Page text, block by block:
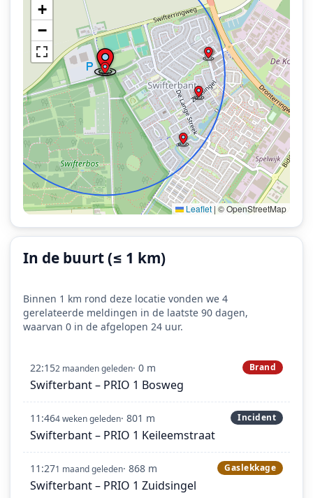
+
−
Leaflet |© OpenStreetMap
In de buurt (≤ 1 km)
Binnen 1 km rond deze locatie vonden we 4
gerelateerde meldingen in de laatste 90 dagen,
waarvan 0 in de afgelopen 24 uur.
22:152 maanden geleden· 0 m Brand
Swifterbant – PRIO 1 Bosweg
11:464 weken geleden· 801 m Incident
Swifterbant – PRIO 1 Keileemstraat
11:271 maand geleden· 868 m Gaslekkage
Swifterbant – PRIO 1 Zuidsingel